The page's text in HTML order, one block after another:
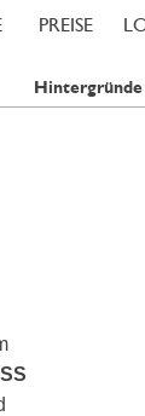
PREISE
Hintergründe